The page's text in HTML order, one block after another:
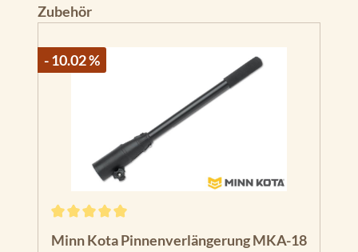
Produktgalerie überspringen
Zubehör
- 10.02 %
Minn Kota Pinnenverlängerung MKA-18